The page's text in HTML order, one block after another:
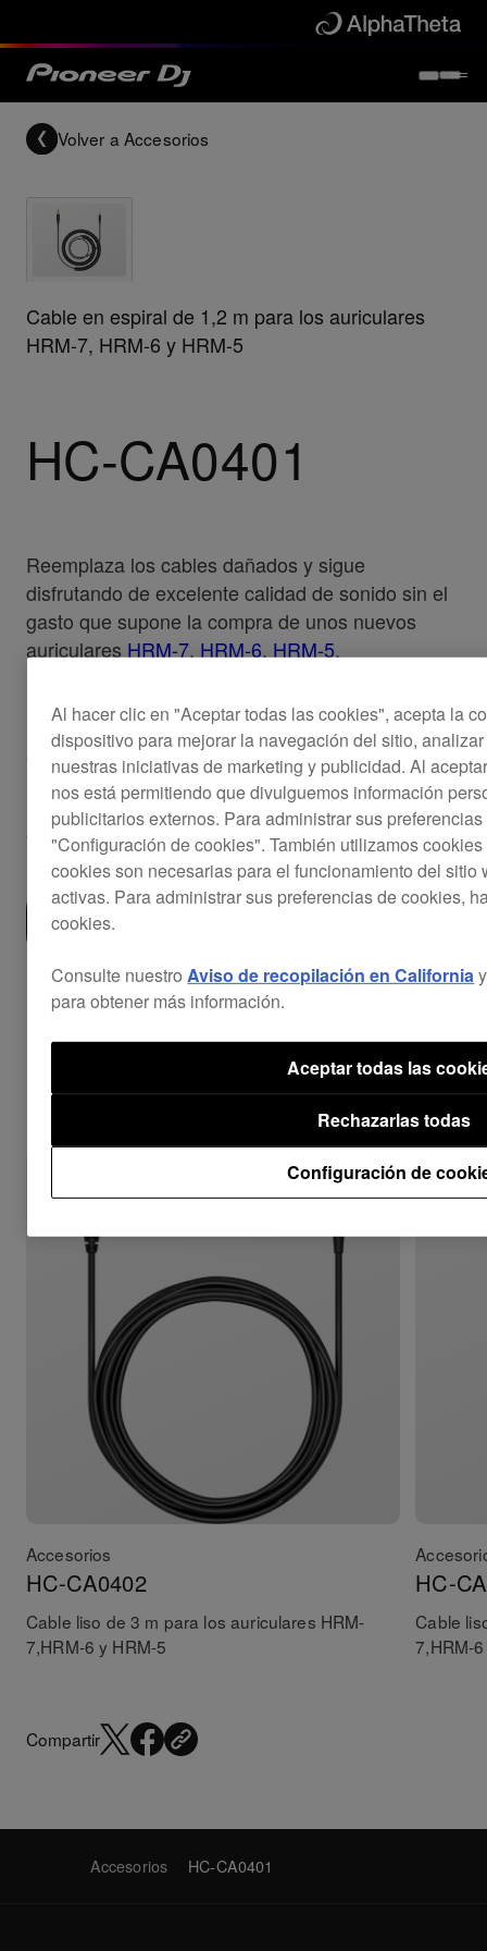
Volver a Accesorios
Cable en espiral de 1,2 m para los auriculares
HRM-7, HRM-6 y HRM-5
HC-CA0401
Reemplaza los cables dañados y sigue
disfrutando de excelente calidad de sonido sin el
gasto que supone la compra de unos nuevos
auriculares HRM-7, HRM-6, HRM-5.
rigores del uso profesional. La clavija resistente
asegura una conexión ajustada y estable,
limitando la vibración y la pérdida de la señal.
$36
Combina con
Accesorios
HC-CA0402
Cable liso de 3 m para los auriculares HRM-
7,HRM-6 y HRM-5
HC-
Cable
7,HRM-
Compartir
Accesorios HC-CA0401
Al hacer clic en "Aceptar todas las cookies", acepta la
dispositivo para mejorar la navegación del sitio,
nuestras iniciativas de marketing y publicidad. Al
nos está permitiendo que divulguemos información
publicitarios externos. Para administrar sus
"Configuración de cookies". También utilizamos
cookies son necesarias para el funcionamiento del sitio
activas. Para administrar sus preferencias de cookies,
cookies.
Consulte nuestroAviso de recopilación en California
para obtener más información.
Configuración de
Rechazarlas todas
Aceptar todas las